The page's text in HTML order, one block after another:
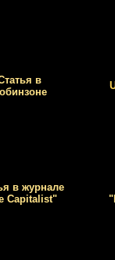
в
в журнале
Capitalist"